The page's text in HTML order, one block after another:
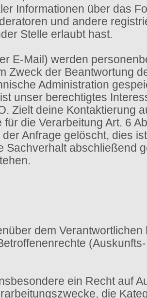
Informationen über das
und andere
Stelle erlaubt hast.
E-Mail) werden
der Beantwortung
Administration
unser berechtigtes
Zielt deine Kontaktierung
die Verarbeitung Art. 6
Anfrage gelöscht, dies
abschließend
dem
ein Recht auf
die